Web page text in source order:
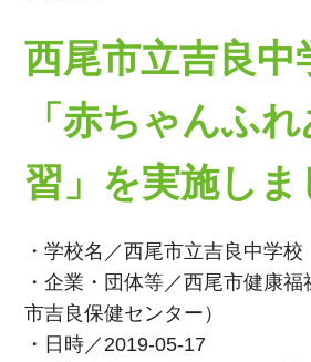
西尾市立吉良中
「赤ちゃんふ
習」を実施しま
・学校名／西尾市立吉良中学校
・企業・団体等／西尾市健康
市吉良保健センター）
・日時／2019-05-17